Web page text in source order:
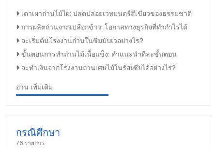
เตาเผาถ่านไม้ไผ่: ปลดปล่อยเวทมนตร์สีเขียวของธรรมชาติ
การผลิตถ่านจากเปลือกข้าว: โอกาสทางธุรกิจที่ทำกำไรได้
จะเริ่มต้นโรงงานถ่านในซิมบับเวอย่างไร?
ขั้นตอนการทำถ่านไม้เนื้อแข็ง: คำแนะนำทีละขั้นตอน
จะทำเงินจากโรงงานถ่านเศษไม้ในรัสเซียได้อย่างไร?
อ่าน เพิ่มเติม
กรณีศึกษา
76 รายการ